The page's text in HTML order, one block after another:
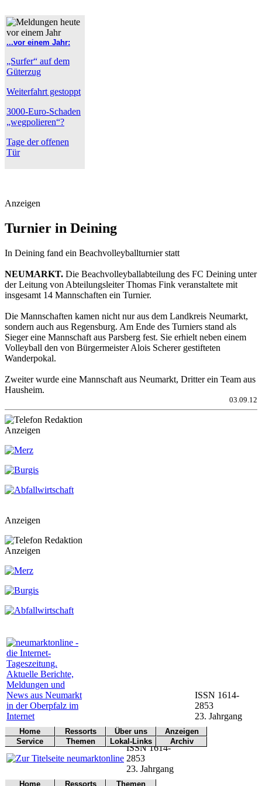
...vor einem Jahr:
„Surfer“ auf dem
Güterzug
Weiterfahrt gestoppt
3000-Euro-Schaden
„wegpolieren“?
Tage der offenen
Tür
Anzeigen
Turnier in Deining
In Deining fand ein Beachvolleyballturnier statt
NEUMARKT. Die Beachvolleyballabteilung des FC Deining unter
der Leitung von Abteilungsleiter Thomas Fink veranstaltete mit
insgesamt 14 Mannschaften ein Turnier.
Die Mannschaften kamen nicht nur aus dem Landkreis Neumarkt,
sondern auch aus Regensburg. Am Ende des Turniers stand als
Sieger eine Mannschaft aus Parsberg fest. Sie erhielt neben einem
Volleyball den von Bürgermeister Alois Scherer gestifteten
Wanderpokal.
Zweiter wurde eine Mannschaft aus Neumarkt, Dritter ein Team aus
Hausheim.
03.09.12
Anzeigen
Anzeigen
Anzeigen
ISSN 1614-
2853
23. Jahrgang
Home
Titelseite
Kontakt
Ressorts
Politik
Über uns
Redaktion
Impressum
Kontakt
Anzeigen
Werbung
buchen
Service
Wetter
Themen
BN
Lokal-Links
Übersicht
Archiv
tationen
ISSN 1614-
2853
23. Jahrgang
Home
Ressorts
Themen